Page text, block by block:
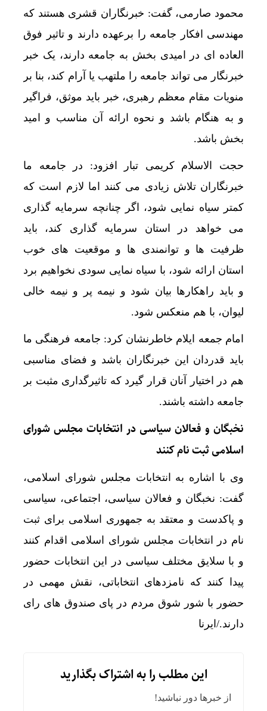
محمود صارمی، گفت: خبرنگاران قشری هستند که
مهندسی افکار جامعه را برعهده دارند و تاثیر فوق
العاده ای در امیدی بخش به جامعه دارند، یک خبر
خبرنگار می تواند جامعه را ملتهب یا آرام کند، بنا بر
منویات مقام معظم رهبری، خبر باید موثق، فراگیر
و به هنگام باشد و نحوه ارائه آن مناسب و امید
بخش باشد.
حجت الاسلام کریمی تبار افزود: در جامعه ما
خبرنگاران تلاش زیادی می کنند اما لازم است که
کمتر سیاه نمایی شود، اگر چنانچه سرمایه گذاری
می خواهد در استان سرمایه گذاری کند، باید
ظرفیت ها و توانمندی ها و موقعیت های خوب
استان ارائه شود، با سیاه نمایی سودی نخواهیم برد
و باید راهکارها بیان شود و نیمه پر و نیمه خالی
لیوان، با هم منعکس شود.
امام جمعه ایلام خاطرنشان کرد: جامعه فرهنگی ما
باید قدردان این خبرنگاران باشد و فضای مناسبی
هم در اختیار آنان قرار گیرد که تاثیرگداری مثبت بر
جامعه داشته باشند.
نخبگان و فعالان سیاسی در انتخابات مجلس شورای
اسلامی ثبت نام کنند
وی با اشاره به انتخابات مجلس شورای اسلامی،
گفت: نخبگان و فعالان سیاسی، اجتماعی، سیاسی
و پاکدست و معتقد به جمهوری اسلامی برای ثبت
نام در انتخابات مجلس شورای اسلامی اقدام کنند
و با سلایق مختلف سیاسی در این انتخابات حضور
پیدا کنند که نامزدهای انتخاباتی، نقش مهمی در
حضور با شور شوق مردم در پای صندوق های رای
دارند./ایرنا
این مطلب را به اشتراک بگذارید
از خبرها دور نباشید!